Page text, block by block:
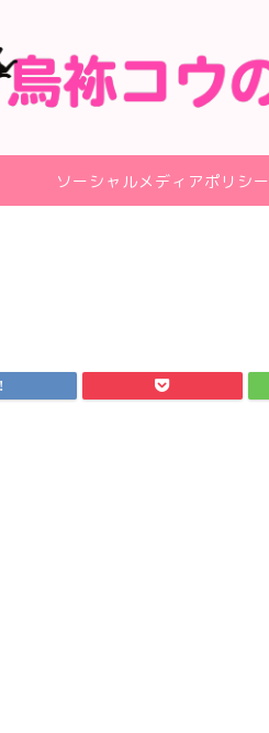
ソーシャルメディアポリシー